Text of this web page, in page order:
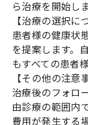
ら治療を開始しま
【治療の選択に
患者様の健康状
を提案します。
もすべての患者
【その他の注意
治療後のフォロ
由診療の範囲内
費用が発生する